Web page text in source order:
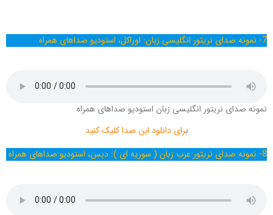
7- نمونه صدای نریتور انگلیسی زبان: اوراکل، استودیو صداهای همراه
نمونه صدای نریتور انگلیسی زبان استودیو صداهای همراه
برای دانلود این صدا کلیک کنید
8- نمونه صدای نریتور عرب زبان ( سوریه ای ): دبس، استودیو صداهای همراه